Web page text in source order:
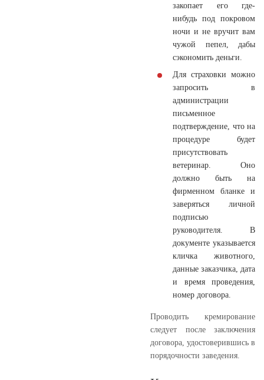
закопает его где-
нибудь под покровом
ночи и не вручит вам
чужой пепел, дабы
сэкономить деньги.
Для страховки можно
запросить в
администрации
письменное
подтверждение, что на
процедуре будет
присутствовать
ветеринар. Оно
должно быть на
фирменном бланке и
заверяться личной
подписью
руководителя. В
документе указывается
кличка животного,
данные заказчика, дата
и время проведения,
номер договора.
Проводить кремирование
следует после заключения
договора, удостоверившись в
порядочности заведения.